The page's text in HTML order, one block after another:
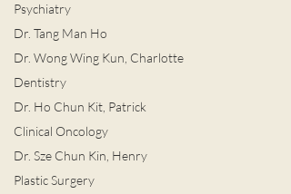
Psychiatry
Dr. Tang Man Ho
Dr. Wong Wing Kun, Charlotte
Dentistry
Dr. Ho Chun Kit, Patrick
Clinical Oncology
Dr. Sze Chun Kin, Henry
Plastic Surgery